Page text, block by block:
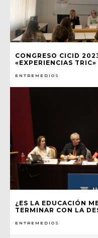
CONGRESO CICID
«EXPERIENCIAS TRIC»
ENTREMEDIOS
¿ES LA EDUCACIÓN
TERMINAR CON LA
ENTREMEDIOS